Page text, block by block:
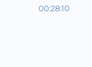
00:28:10
Мировая литература